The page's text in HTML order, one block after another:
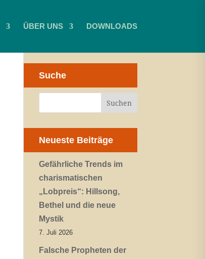
ÜBER UNS DOWNLOADS
Suche
Neueste Beiträge
Gefährliche Trends im
charismatischen
„Lobpreis“: Hillsong,
Bethel und die neue
Mystik
7. Juli 2026
Falsche Propheten der